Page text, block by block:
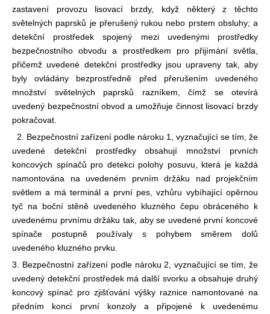
zastavení provozu lisovací brzdy, když některý z těchto
světelných paprsků je přerušený rukou nebo prstem obsluhy; a
detekční prostředek spojený mezi uvedenými prostředky
bezpečnostního obvodu a prostředkem pro přijímání světla,
přičemž uvedené detekční prostředky jsou upraveny tak, aby
byly ovládány bezprostředně před přerušením uvedeného
množství světelných paprsků razníkem, čímž se otevírá
uvedený bezpečnostní obvod a umožňuje činnost lisovací brzdy
pokračovat.
2. Bezpečnostní zařízení podle nároku 1, vyznačující se tím, že
uvedené detekční prostředky obsahují množství prvních
koncových spínačů pro detekci polohy posuvu, která je každá
namontována na uvedeném prvním držáku nad projekčním
světlem a má terminál a první pes, vzhůru vybíhající opěrnou
tyč na boční stěně uvedeného kluzného čepu obráceného k
uvedenému prvnímu držáku tak, aby se uvedené první koncové
spínače postupně používaly s pohybem směrem dolů
uvedeného kluzného prvku.
3. Bezpečnostní zařízení podle nároku 2, vyznačující se tím, že
uvedený detekční prostředek má další svorku a obsahuje druhý
koncový spínač pro zjišťování výšky raznice namontované na
předním konci první konzoly a připojené k uvedenému